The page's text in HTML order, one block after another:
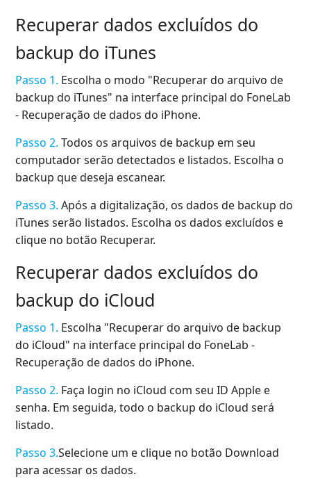
Recuperar dados excluídos do
backup do iTunes
Passo 1. Escolha o modo "Recuperar do arquivo de
backup do iTunes" na interface principal do FoneLab
- Recuperação de dados do iPhone.
Passo 2. Todos os arquivos de backup em seu
computador serão detectados e listados. Escolha o
backup que deseja escanear.
Passo 3. Após a digitalização, os dados de backup do
iTunes serão listados. Escolha os dados excluídos e
clique no botão Recuperar.
Recuperar dados excluídos do
backup do iCloud
Passo 1. Escolha "Recuperar do arquivo de backup
do iCloud" na interface principal do FoneLab -
Recuperação de dados do iPhone.
Passo 2. Faça login no iCloud com seu ID Apple e
senha. Em seguida, todo o backup do iCloud será
listado.
Passo 3.Selecione um e clique no botão Download
para acessar os dados.